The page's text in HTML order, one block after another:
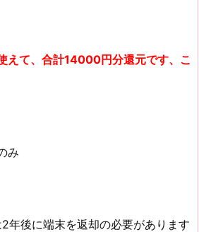
えて、合計14000円分還元です、こ
み
年後に端末を返却の必要があります